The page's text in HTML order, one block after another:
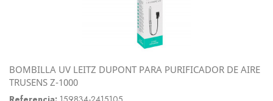
BOMBILLA UV LEITZ DUPONT PARA PURIFICADOR DE AIRE
TRUSENS Z-1000